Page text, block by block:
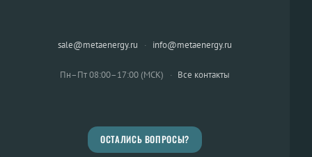
sale@metaenergy.ru · info@metaenergy.ru
Пн–Пт 08:00–17:00 (МСК) · Все контакты
ОСТАЛИСЬ ВОПРОСЫ?